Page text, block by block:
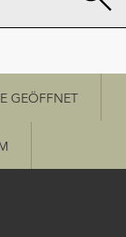
GEÖFFNET